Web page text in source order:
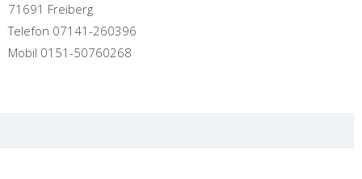
71691 Freiberg
Telefon 07141-260396
Mobil 0151-50760268